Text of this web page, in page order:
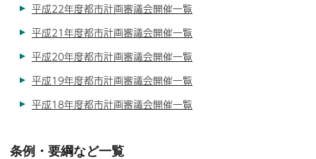
平成22年度都市計画審議会開催一覧
平成21年度都市計画審議会開催一覧
平成20年度都市計画審議会開催一覧
平成19年度都市計画審議会開催一覧
平成18年度都市計画審議会開催一覧
条例・要綱など一覧